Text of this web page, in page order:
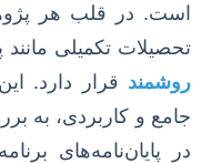
است. در قلب هر
تحصیلات تکمیلی مانند
روشمند قرار دارد.
جامع و کاربردی، به
در پایان‌نامه‌های